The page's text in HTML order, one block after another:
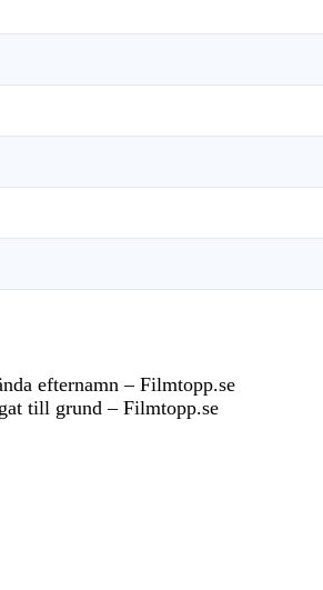
efternamn – Filmtopp.se
till grund – Filmtopp.se